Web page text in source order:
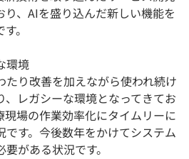
、AIを盛り込んだ新しい機能を
。
環境
たり改善を加えながら使われ続け
、レガシーな環境となってきてお
現場の作業効率化にタイムリーに
です。今後数年をかけてシステム
がある状況です。